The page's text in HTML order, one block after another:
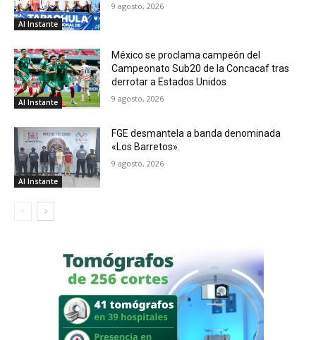
Al Instante
9 agosto, 2026
Al Instante
México se proclama campeón del
Campeonato Sub20 de la Concacaf tras
derrotar a Estados Unidos
9 agosto, 2026
Al Instante
FGE desmantela a banda denominada
«Los Barretos»
9 agosto, 2026